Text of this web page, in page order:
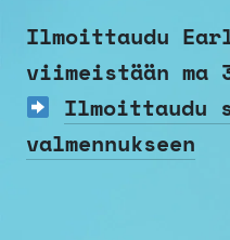
Ilmoittaudu
viimeistään ma
Ilmoittaudu
valmennukseen